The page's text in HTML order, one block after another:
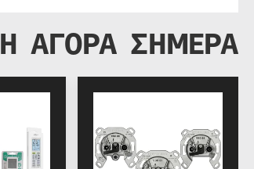
Η ΑΓΟΡΑ ΣΗΜΕΡΑ